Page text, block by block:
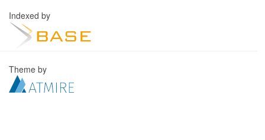
Indexed by
Theme by